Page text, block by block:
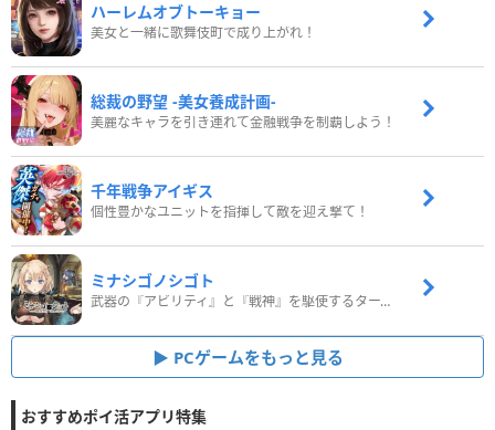
ハーレムオブトーキョー
美女と一緒に歌舞伎町で成り上がれ！
総裁の野望 -美女養成計画-
美麗なキャラを引き連れて金融戦争を制覇しよう！
千年戦争アイギス
個性豊かなユニットを指揮して敵を迎え撃て！
ミナシゴノシゴト
武器の『アビリティ』と『戦神』を駆使するターン制コマンドバトルRPG！
PCゲームをもっと見る
おすすめポイ活アプリ特集